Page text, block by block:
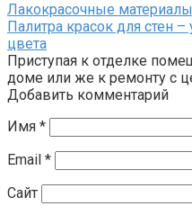
Лакокрасочные материалы
Палитра красок для стен
цвета
Приступая к отделке
доме или же к ремонту с
Добавить комментарий
Имя *
Email *
Сайт